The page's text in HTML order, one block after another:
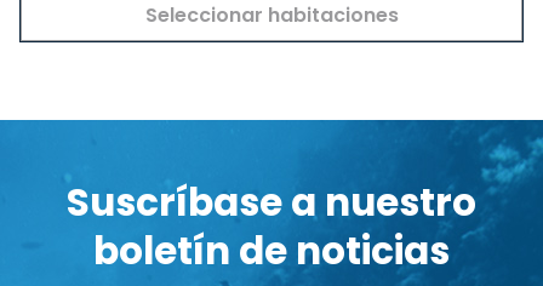
Seleccionar habitaciones
Suscríbase a nuestro
boletín de noticias